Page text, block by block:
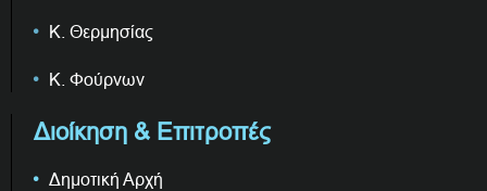
Κ. Θερμησίας
Κ. Φούρνων
Διοίκηση & Επιτροπές
Δημοτική Αρχή